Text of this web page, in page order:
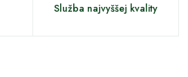
Služba najvyššej kvality